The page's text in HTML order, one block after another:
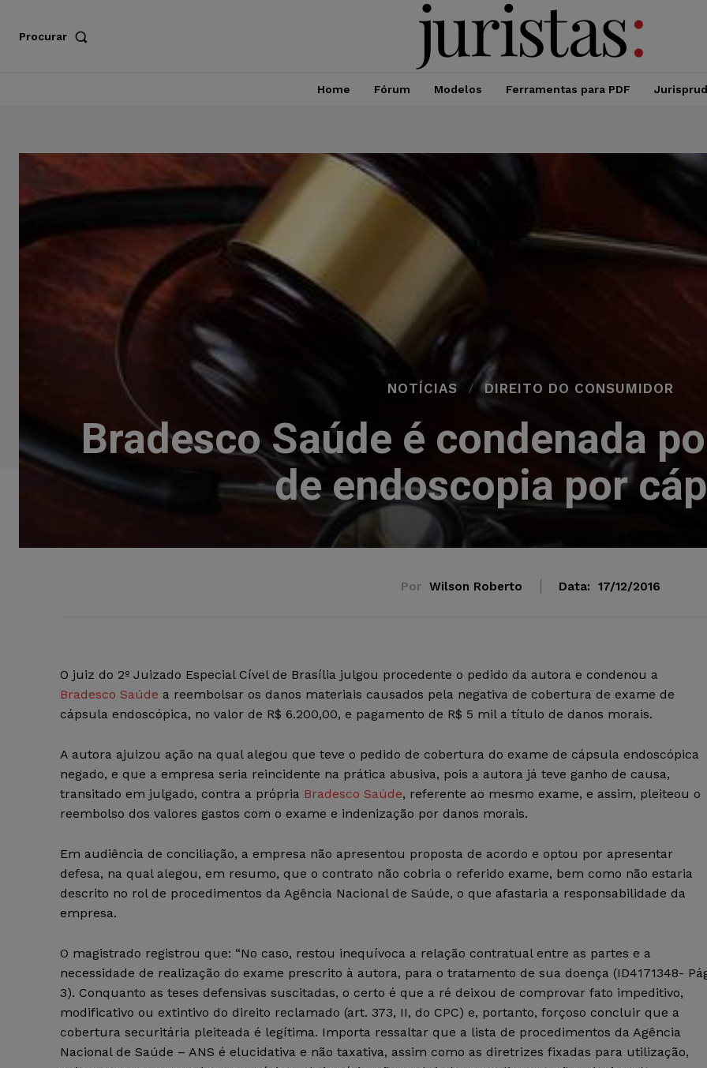
Procurar
Home Fórum Modelos Ferramentas para PDF
NOTÍCIAS DIREITO DO CONSUMIDOR
Bradesco Saúde é condenada
de endoscopia por
Por Wilson Roberto Data: 17/12/2016
O juiz do 2º Juizado Especial Cível de Brasília julgou procedente o pedido da autora e condenou a
Bradesco Saúde a reembolsar os danos materiais causados pela negativa de cobertura de exame de
cápsula endoscópica, no valor de R$ 6.200,00, e pagamento de R$ 5 mil a título de danos morais.
A autora ajuizou ação na qual alegou que teve o pedido de cobertura do exame de cápsula endoscópica
negado, e que a empresa seria reincidente na prática abusiva, pois a autora já teve ganho de causa,
transitado em julgado, contra a própria Bradesco Saúde, referente ao mesmo exame, e assim, pleiteou o
reembolso dos valores gastos com o exame e indenização por danos morais.
Em audiência de conciliação, a empresa não apresentou proposta de acordo e optou por apresentar
defesa, na qual alegou, em resumo, que o contrato não cobria o referido exame, bem como não estaria
descrito no rol de procedimentos da Agência Nacional de Saúde, o que afastaria a responsabilidade da
empresa.
O magistrado registrou que: “No caso, restou inequívoca a relação contratual entre as partes e a
necessidade de realização do exame prescrito à autora, para o tratamento de sua doença (ID4171348-
3). Conquanto as teses defensivas suscitadas, o certo é que a ré deixou de comprovar fato impeditivo,
modificativo ou extintivo do direito reclamado (art. 373, II, do CPC) e, portanto, forçoso concluir que a
cobertura securitária pleiteada é legítima. Importa ressaltar que a lista de procedimentos da Agência
Nacional de Saúde – ANS é elucidativa e não taxativa, assim como as diretrizes fixadas para utilização,